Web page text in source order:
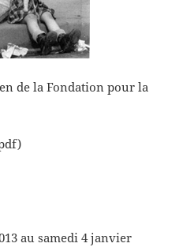
de la Fondation pour la
au samedi 4 janvier